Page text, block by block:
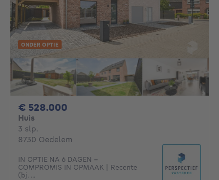
ONDER OPTIE
€ 528.000
Huis
3 slp.
8730 Oedelem
IN OPTIE NA 6 DAGEN -
COMPROMIS IN OPMAAK | Recente
(bj. ...